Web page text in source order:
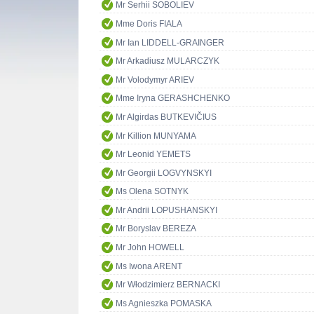
Mr Serhii SOBOLIEV
Mme Doris FIALA
Mr Ian LIDDELL-GRAINGER
Mr Arkadiusz MULARCZYK
Mr Volodymyr ARIEV
Mme Iryna GERASHCHENKO
Mr Algirdas BUTKEVIČIUS
Mr Killion MUNYAMA
Mr Leonid YEMETS
Mr Georgii LOGVYNSKYI
Ms Olena SOTNYK
Mr Andrii LOPUSHANSKYI
Mr Boryslav BEREZA
Mr John HOWELL
Ms Iwona ARENT
Mr Włodzimierz BERNACKI
Ms Agnieszka POMASKA